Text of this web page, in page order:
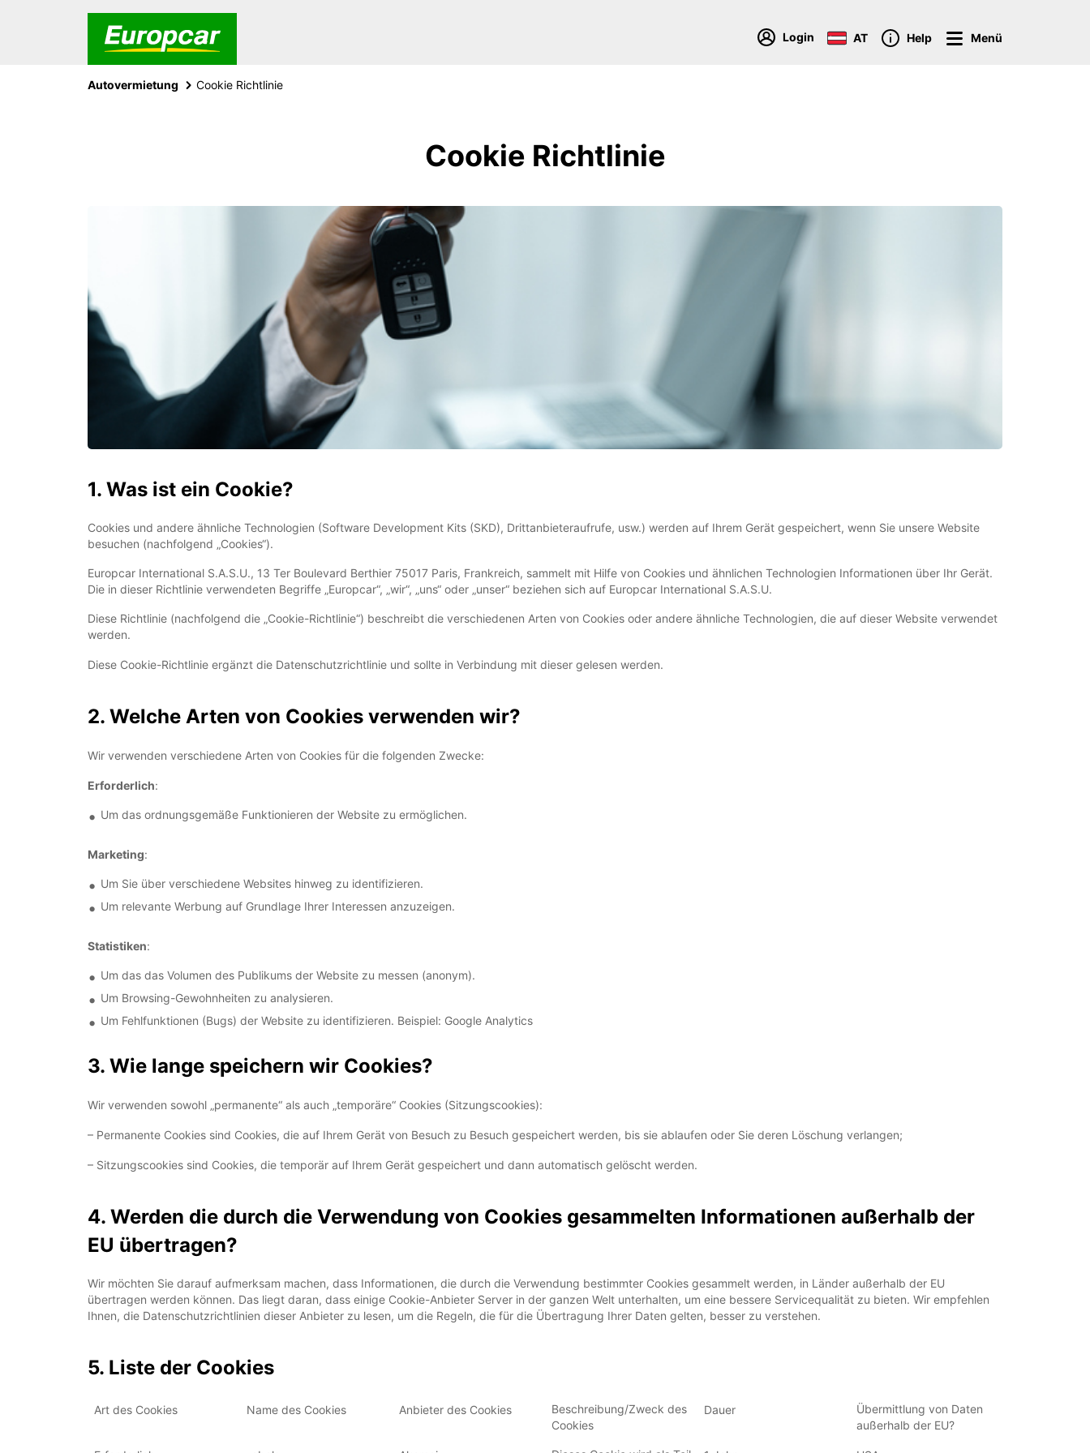
Login AT Help Menü
Autovermietung Cookie Richtlinie
Cookie Richtlinie
1. Was ist ein Cookie?
Cookies und andere ähnliche Technologien (Software Development Kits (SKD), Drittanbieteraufrufe, usw.) werden auf Ihrem Gerät gespeichert, wenn Sie unsere Website
besuchen (nachfolgend „Cookies“).
Europcar International S.A.S.U., 13 Ter Boulevard Berthier 75017 Paris, Frankreich, sammelt mit Hilfe von Cookies und ähnlichen Technologien Informationen über Ihr Gerät.
Die in dieser Richtlinie verwendeten Begriffe „Europcar“, „wir“, „uns“ oder „unser“ beziehen sich auf Europcar International S.A.S.U.
Diese Richtlinie (nachfolgend die „Cookie-Richtlinie“) beschreibt die verschiedenen Arten von Cookies oder andere ähnliche Technologien, die auf dieser Website verwendet
werden.
Diese Cookie-Richtlinie ergänzt die Datenschutzrichtlinie und sollte in Verbindung mit dieser gelesen werden.
2. Welche Arten von Cookies verwenden wir?
Wir verwenden verschiedene Arten von Cookies für die folgenden Zwecke:
Erforderlich:
Um das ordnungsgemäße Funktionieren der Website zu ermöglichen.
Marketing:
Um Sie über verschiedene Websites hinweg zu identifizieren.
Um relevante Werbung auf Grundlage Ihrer Interessen anzuzeigen.
Statistiken:
Um das das Volumen des Publikums der Website zu messen (anonym).
Um Browsing-Gewohnheiten zu analysieren.
Um Fehlfunktionen (Bugs) der Website zu identifizieren. Beispiel: Google Analytics
3. Wie lange speichern wir Cookies?
Wir verwenden sowohl „permanente“ als auch „temporäre“ Cookies (Sitzungscookies):
– Permanente Cookies sind Cookies, die auf Ihrem Gerät von Besuch zu Besuch gespeichert werden, bis sie ablaufen oder Sie deren Löschung verlangen;
– Sitzungscookies sind Cookies, die temporär auf Ihrem Gerät gespeichert und dann automatisch gelöscht werden.
4. Werden die durch die Verwendung von Cookies gesammelten Informationen außerhalb der
EU übertragen?
Wir möchten Sie darauf aufmerksam machen, dass Informationen, die durch die Verwendung bestimmter Cookies gesammelt werden, in Länder außerhalb der EU
übertragen werden können. Das liegt daran, dass einige Cookie-Anbieter Server in der ganzen Welt unterhalten, um eine bessere Servicequalität zu bieten. Wir empfehlen
Ihnen, die Datenschutzrichtlinien dieser Anbieter zu lesen, um die Regeln, die für die Übertragung Ihrer Daten gelten, besser zu verstehen.
5. Liste der Cookies
Art des Cookies Name des Cookies Anbieter des Cookies
Beschreibung/Zweck des
Cookies
Dauer
Übermittlung von Daten
außerhalb der EU?